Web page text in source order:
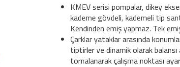
KMEV serisi pompalar, dikey
kademe gövdeli, kademeli tip
Kendinden emiş yapmaz. Tek
Çarklar yataklar arasında
tiptirler ve dinamik olarak balansı
tornalanarak çalışma noktası